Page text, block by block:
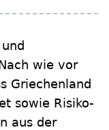
wie vor
Griechenland
sowie Risiko-
aus der